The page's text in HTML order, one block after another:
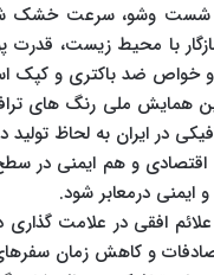
شست وشو، سرعت خشک
با محیط زیست، قدرت
و خواص ضد باکتری و کپک
همایش ملی رنگ های
در ایران به لحاظ تولید
و هم ایمنی در
درمعابر شود.
افقی در علامت
و کاهش زمان